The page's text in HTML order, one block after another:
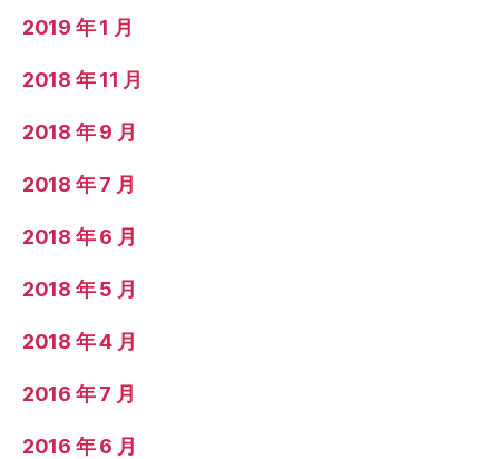
2019 年 1 月
2018 年 11 月
2018 年 9 月
2018 年 7 月
2018 年 6 月
2018 年 5 月
2018 年 4 月
2016 年 7 月
2016 年 6 月